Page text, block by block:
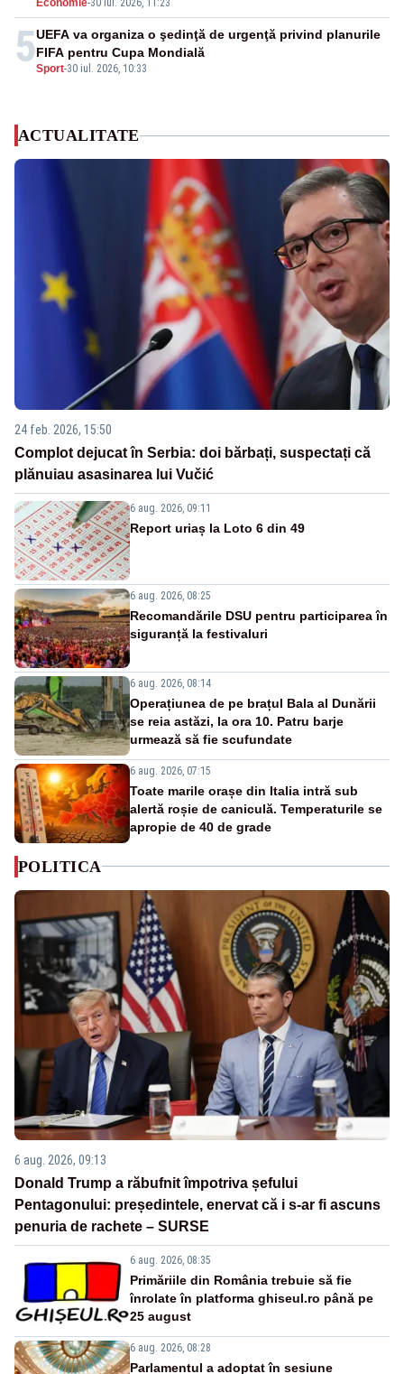
Economie-30 iul. 2026, 11:23
5Sport-30 iul. 2026, 10:33
UEFA va organiza o şedinţă de urgenţă privind planurile
FIFA pentru Cupa Mondială
ACTUALITATE
24 feb. 2026, 15:50
Complot dejucat în Serbia: doi bărbați, suspectați că
plănuiau asasinarea lui Vučić
6 aug. 2026, 09:11
Report uriaș la Loto 6 din 49
6 aug. 2026, 08:25
Recomandările DSU pentru participarea în
siguranță la festivaluri
6 aug. 2026, 08:14
Operațiunea de pe brațul Bala al Dunării
se reia astăzi, la ora 10. Patru barje
urmează să fie scufundate
6 aug. 2026, 07:15
Toate marile orașe din Italia intră sub
alertă roșie de caniculă. Temperaturile se
apropie de 40 de grade
POLITICA
6 aug. 2026, 09:13
Donald Trump a răbufnit împotriva șefului
Pentagonului: președintele, enervat că i s-ar fi ascuns
penuria de rachete – SURSE
6 aug. 2026, 08:35
Primăriile din România trebuie să fie
înrolate în platforma ghiseul.ro până pe
25 august
6 aug. 2026, 08:28
Parlamentul a adoptat în sesiune